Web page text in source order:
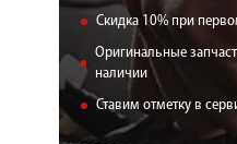
Скидка 10% при
Оригинальные
наличии
Ставим отметку в